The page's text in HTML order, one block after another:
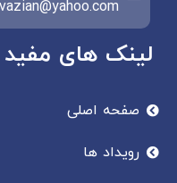
لینک های مفید
صفحه اصلی
رویداد ها